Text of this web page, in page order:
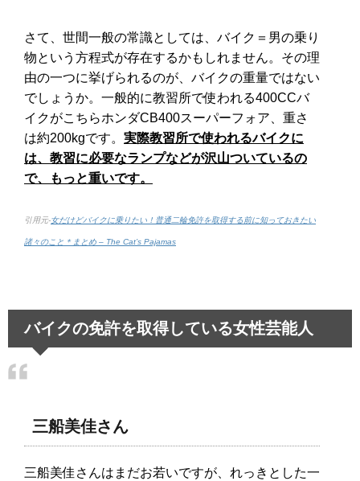
さて、世間一般の常識としては、バイク＝男の乗り
物という方程式が存在するかもしれません。その理
由の一つに挙げられるのが、バイクの重量ではない
でしょうか。一般的に教習所で使われる400CCバ
イクがこちらホンダCB400スーパーフォア、重さ
は約200kgです。 実際教習所で使われるバイクに
は、教習に必要なランプなどが沢山ついているの
で、もっと重いです。
引用元-女だけどバイクに乗りたい！普通二輪免許を取得する前に知っておきたい
諸々のこと＊まとめ – The Cat’s Pajamas
バイクの免許を取得している女性芸能人
三船美佳さん
三船美佳さんはまだお若いですが、れっきとした一